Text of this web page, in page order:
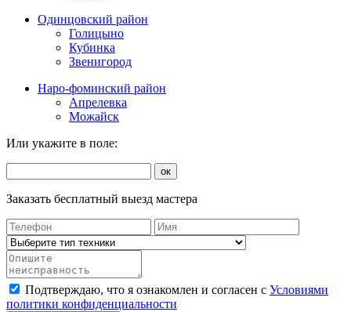
Одинцовский район
Голицыно
Кубинка
Звенигород
Наро-фоминский район
Апрелевка
Можайск
Или укажите в поле:
ок
Заказать бесплатный выезд мастера
Подтверждаю, что я ознакомлен и согласен с Условиями
политики конфиденциальности